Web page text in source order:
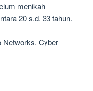
menikah.
20 s.d. 33 tahun.
Networks, Cyber